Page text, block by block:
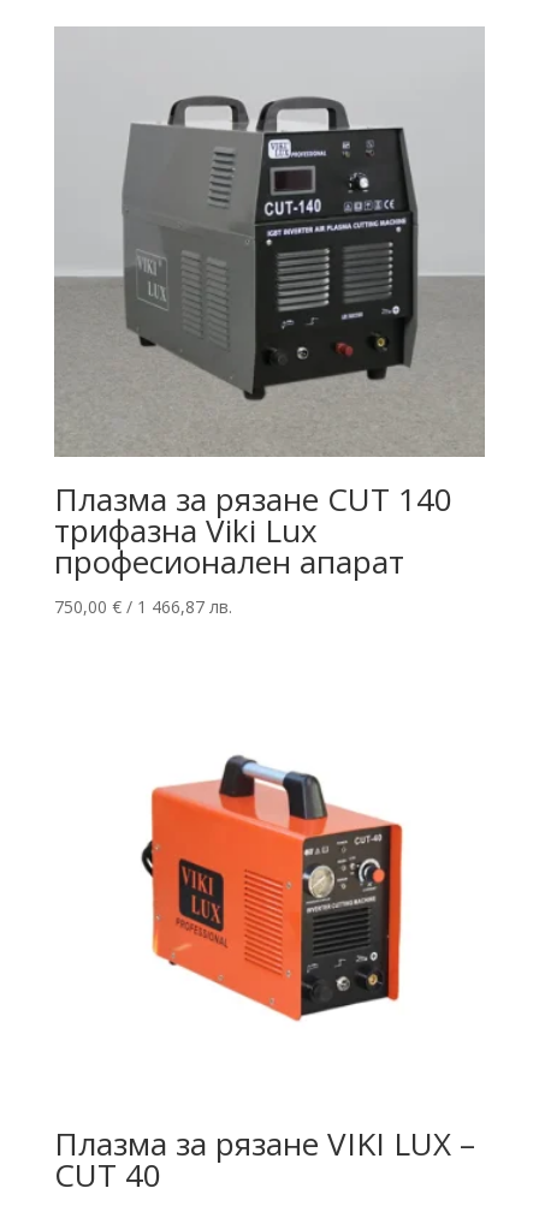
Плазма за рязане CUT 140
трифазна Viki Lux
професионален апарат
750,00 €/ 1 466,87 лв.
Плазма за рязане VIKI LUX –
CUT 40